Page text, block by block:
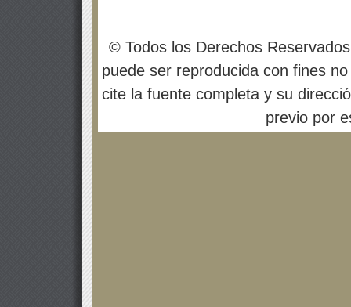
© Todos los Derechos
puede ser reproducida con fines
cite la fuente completa y su
previo por